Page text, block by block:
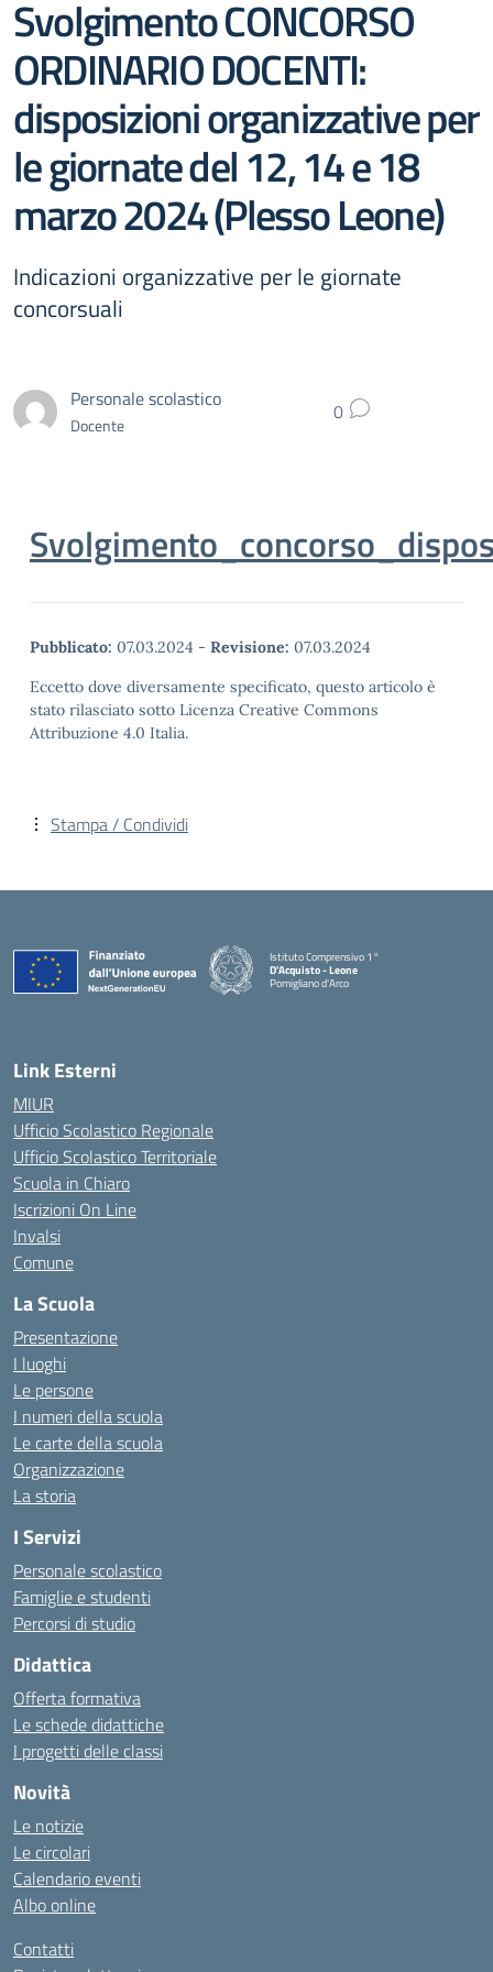
Svolgimento CONCORSO
ORDINARIO DOCENTI:
disposizioni organizzative per
le giornate del 12, 14 e 18
marzo 2024 (Plesso Leone)
Indicazioni organizzative per le giornate
concorsuali
Personale scolastico
Docente 0
Pubblicato: 07.03.2024 - Revisione: 07.03.2024
Eccetto dove diversamente specificato, questo articolo è
stato rilasciato sotto Licenza Creative Commons
Attribuzione 4.0 Italia.
Stampa / Condividi
Istituto Comprensivo 1°
D'Acquisto - Leone
Pomigliano d'Arco
— Visita la pagina iniziale della scuola
Link Esterni
MIUR
Ufficio Scolastico Regionale
Ufficio Scolastico Territoriale
Scuola in Chiaro
Iscrizioni On Line
Invalsi
Comune
La Scuola
Presentazione
I luoghi
Le persone
I numeri della scuola
Le carte della scuola
Organizzazione
La storia
I Servizi
Personale scolastico
Famiglie e studenti
Percorsi di studio
Didattica
Offerta formativa
Le schede didattiche
I progetti delle classi
Novità
Le notizie
Le circolari
Calendario eventi
Albo online
Contatti